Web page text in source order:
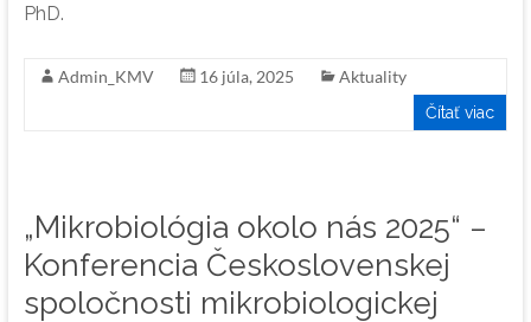
PhD.
Admin_KMV 16 júla, 2025 Aktuality
Čítať viac
„Mikrobiológia okolo nás 2025“ –
Konferencia Československej
spoločnosti mikrobiologickej